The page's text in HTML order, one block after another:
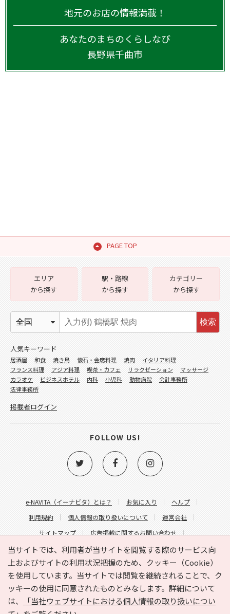
地元のお店の情報満載！
あなたのまちのくらしなび
長野県千曲市
PAGE TOP
当サイトでは、利用者が当サイトを閲覧する際のサービス向
上およびサイトの利用状況把握のため、クッキー（Cookie）
を使用しています。当サイトでは閲覧を継続されることで、ク
ッキーの使用に同意されたものとみなします。詳細について
は、
「当社ウェブサイトにおける個人情報の取り扱いについ
e-NAVITA（イーナビタ）とは？ お気に入り
ヘルプ
利用規約
個人情報の取り扱いについて
運営会社
サイトマップ
広告掲載に関するお問い合わせ
サイトの内容に関するお問い合わせ
エリア
から探す
駅・路線
から探す
カテゴリー
から探す
検索
人気キーワード
居酒屋 和食 焼き鳥 懐石・会席料理 焼肉
イタリア料理
フランス料理
アジア料理 喫茶・カフェ リラクゼーション
マッサージ
カラオケ
ビジネスホテル 内科 小児科 動物病院
会計事務所
法律事務所
掲載者ログイン
FOLLOW US!